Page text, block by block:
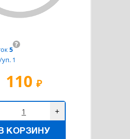
110 ₽
?
5
1
+
КОРЗИНУ